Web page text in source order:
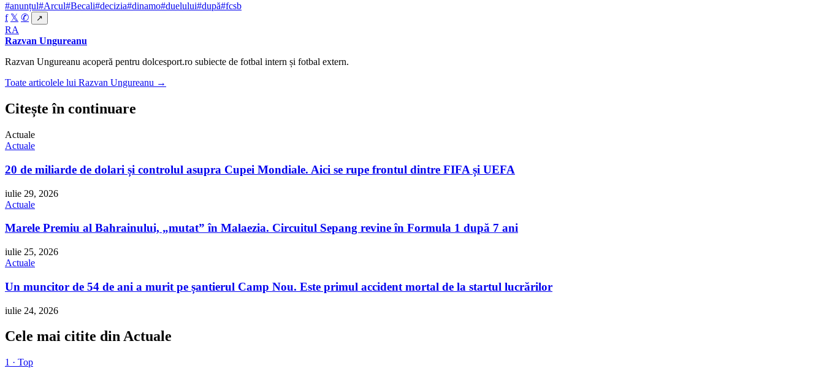
#anunțul#Arcul#Becali#decizia#dinamo#duelului#după#fcsb
f 𝕏 ✆ ↗
RA
Razvan Ungureanu
Razvan Ungureanu acoperă pentru dolcesport.ro subiecte de fotbal intern și fotbal extern.
Toate articolele lui Razvan Ungureanu →
Citește în continuare
Actuale
Actuale
20 de miliarde de dolari și controlul asupra Cupei Mondiale. Aici se rupe frontul dintre FIFA și UEFA
iulie 29, 2026
Actuale
Marele Premiu al Bahrainului, „mutat” în Malaezia. Circuitul Sepang revine în Formula 1 după 7 ani
iulie 25, 2026
Actuale
Un muncitor de 54 de ani a murit pe șantierul Camp Nou. Este primul accident mortal de la startul lucrărilor
iulie 24, 2026
Cele mai citite din Actuale
1 · Top